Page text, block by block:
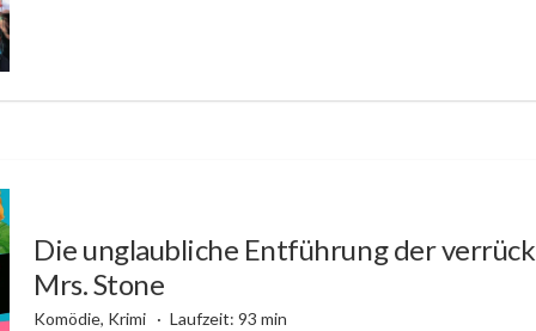
Die unglaubliche Entführung der
Mrs. Stone
Komödie, Krimi Laufzeit: 93 min